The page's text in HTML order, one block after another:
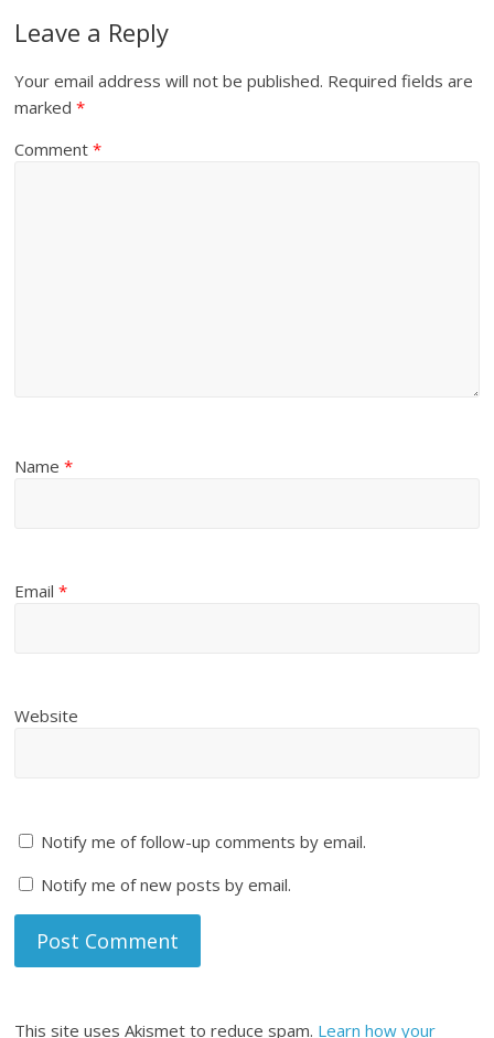
Leave a Reply
Your email address will not be published. Required fields are
marked*
Comment*
Name*
Email*
Website
Notify me of follow-up comments by email.
Notify me of new posts by email.
This site uses Akismet to reduce spam. Learn how your